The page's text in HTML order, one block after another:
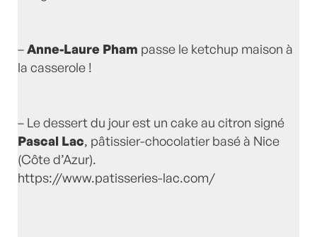
–Anne-Laure Pham passe le ketchup maison à
la casserole !
– Le dessert du jour est un cake au citron signé
Pascal Lac, pâtissier-chocolatier basé à Nice
(Côte d’Azur).
https://www.patisseries-lac.com/